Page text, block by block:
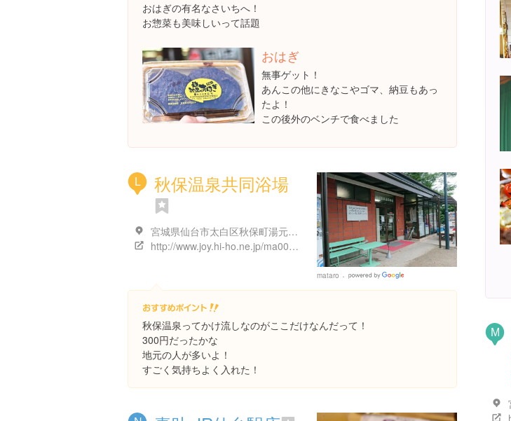
おはぎの有名なさいちへ！
お惣菜も美味しいって話題
おはぎ
無事ゲット！
あんこの他にきなこやゴマ、納豆もあっ
たよ！
この後外のベンチで食べました
L 秋保温泉共同浴場
宮城県仙台市太白区秋保町湯元薬師１００
http://www.joy.hi-ho.ne.jp/ma0011/T-Miyagi05.htm
mataro
Places
秋保温泉ってかけ流しなのがここだけなんだって！
300円だったかな
地元の人が多いよ！
すごく気持ちよく入れた！
M